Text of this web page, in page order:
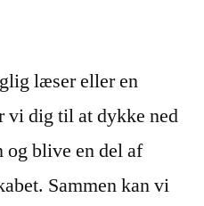
læser eller en
dig til at dykke ned
og blive en del af
Sammen kan vi